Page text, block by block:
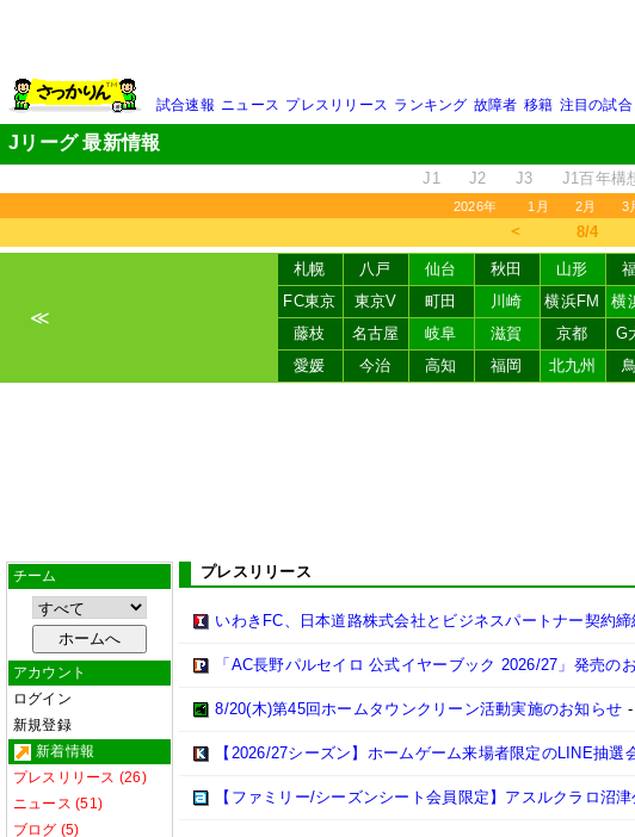
試合速報 ニュース プレスリリース ランキング 故障者 移籍 注目の試合
Jリーグ 最新情報
J1 J2 J3 J1百年構
2026年 1月 2月 3
＜ 8/4
≪
札幌 八戸 仙台 秋田 山形
FC東京
東京V 町田 川崎 横浜FM 横
藤枝
名古屋 岐阜 滋賀 京都 G
愛媛
今治 高知 福岡 北九州
チーム
アカウント
ログイン
新規登録
新着情報
プレスリリース (26)
ニュース (51)
ブログ (5)
プレスリリース
いわきFC、日本道路株式会社とビジネスパートナー契約締
「AC長野パルセイロ 公式イヤーブック 2026/27」発売の
8/20(木)第45回ホームタウンクリーン活動実施のお知らせ
【2026/27シーズン】ホームゲーム来場者限定のLINE抽選
【ファミリー/シーズンシート会員限定】アスルクラロ沼